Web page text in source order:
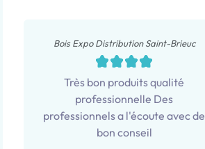
Bois Expo Distribution Saint-Brieuc
Très bon produits qualité
professionnelle Des
professionnels a l'écoute avec de
bon conseil